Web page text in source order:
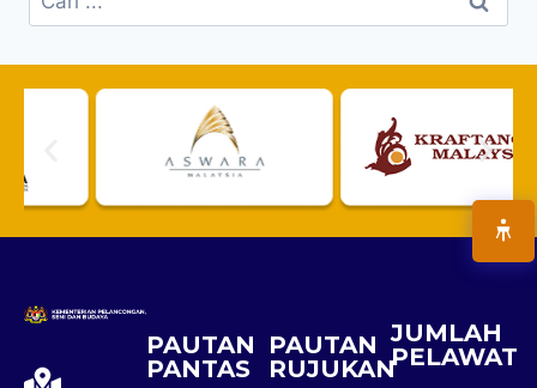
PAUTAN
PANTAS
PAUTAN
RUJUKAN
JUMLAH
PELAWAT